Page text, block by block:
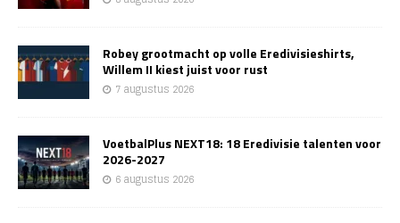
Robey grootmacht op volle Eredivisieshirts,
Willem II kiest juist voor rust
7 augustus 2026
VoetbalPlus NEXT18: 18 Eredivisie talenten voor
2026-2027
6 augustus 2026